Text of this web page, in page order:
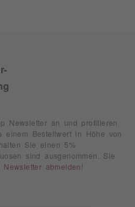
Newsletter an und profitieren
einem Bestellwert in Höhe von
Sie einen 5%
sind ausgenommen. Sie
Newsletter abmelden !